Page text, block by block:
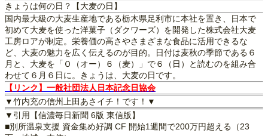
きょうは何の日？【大麦の日】
国内最大級の大麦生産地である栃木県足利市に本社を置き、日本で
初めて大麦を使った洋菓子（ダクワーズ）を開発した株式会社大麦
工房ロアが制定。栄養価の高さやさまざまな食品に活用できるな
ど、大麦の魅力を広く伝えるのが目的。日付は麦秋の季節である６
月と、大麦を「Ｏ（オー）６（麦）」で６（日）と読むのを組み合
わせて６月６日に。きょうは、大麦の日です。
【リンク】一般社団法人日本記念日協会
▼竹内充の信州上田あさイチ！です！▼
▼引用【信濃毎日新聞 6版 東信版】
■別所温泉支援 資金集め好調 CF 開始1週間で200万円超える（23